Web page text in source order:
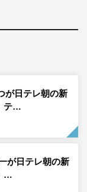
能界デビュー。
し注目を集め
リ!」でCDデビ
その後、映画・
ンルで活躍、最
活躍の幅を広
ソナリティーと
でも本当にすご
と喜びと、何と
が日テレ朝の新
テ…
が日テレ朝の新
…